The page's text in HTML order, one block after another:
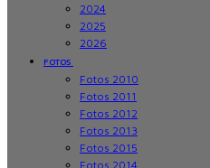
2024
2025
2026
FOTOS
Fotos 2010
Fotos 2011
Fotos 2012
Fotos 2013
Fotos 2015
Fotos 2014